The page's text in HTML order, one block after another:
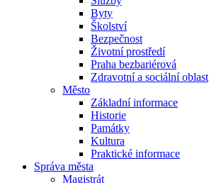
Byty
Školství
Bezpečnost
Životní prostředí
Praha bezbariérová
Zdravotní a sociální oblast
Město
Základní informace
Historie
Památky
Kultura
Praktické informace
Správa města
Magistrát